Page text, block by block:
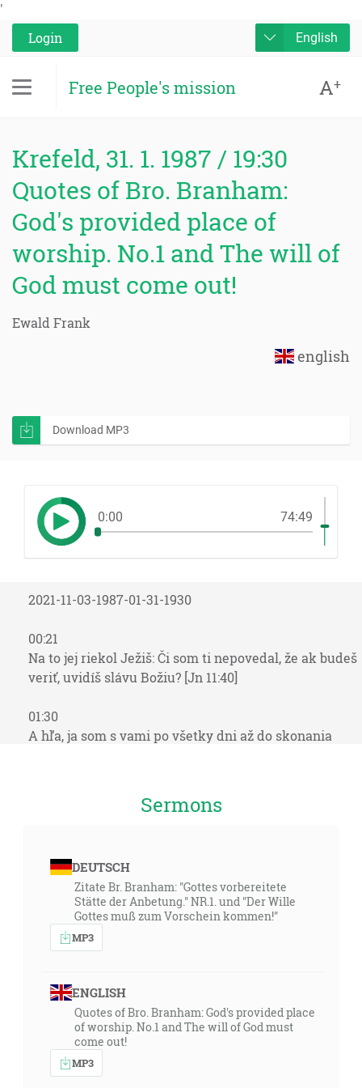
'
Login
English
Free People's mission A+
Krefeld, 31. 1. 1987 / 19:30
Quotes of Bro. Branham:
God's provided place of
worship. No.1 and The will of
God must come out!
Ewald Frank
english
Download MP3
0:00 74:49
2021-11-03-1987-01-31-1930
00:21
Na to jej riekol Ježiš: Či som ti nepovedal, že ak budeš
veriť, uvidíš slávu Božiu? [Jn 11:40]
01:30
A hľa, ja som s vami po všetky dni až do skonania
Lebo kde sú dvaja alebo traja shromaždení v mojom
04:17
Lebo Písmo hovorí: Nikto, kto verí v neho, nebude
zahanbený. [Rm 10:11]
04:57
muža ani ženy, lebo vy všetci ste jedno v Kristu
Ježišovi. [Gl 3:28]
06:15
Buď verný až do smrti, a dám ti korunu života. [Zj 2:10]
Sermons
DEUTSCH
Zitate Br. Branham: "Gottes vorbereitete
Stätte der Anbetung." NR.1. und "Der Wille
Gottes muß zum Vorschein kommen!"
MP3
ENGLISH
Quotes of Bro. Branham: God's provided place
of worship. No.1 and The will of God must
come out!
MP3